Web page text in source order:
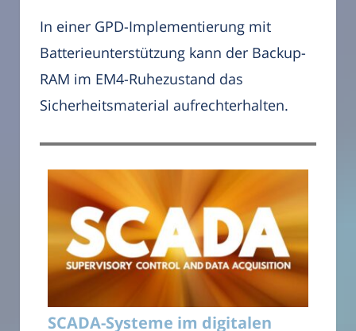
In einer GPD-Implementierung mit
Batterieunterstützung kann der Backup-
RAM im EM4-Ruhezustand das
Sicherheitsmaterial aufrechterhalten.
SCADA-Systeme im digitalen